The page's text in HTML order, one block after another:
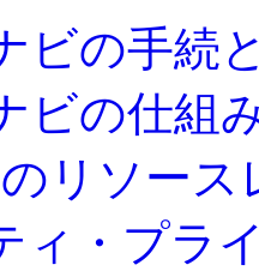
ビの手続
ビの仕組
リソース
ィ・プラ